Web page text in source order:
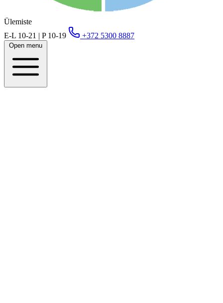
Ülemiste
E-L 10-21 | P 10-19
+372 5300 8887
Open menu